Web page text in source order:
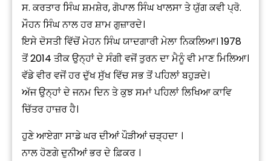
ਸ. ਕਰਤਾਰ ਸਿੰਘ ਸ਼ਮਸ਼ੇਰ, ਗੋਪਾਲ ਸਿੰਘ ਖਾਲਸਾ ਤੇ ਯੁੱਗ ਕਵੀ ਪ੍ਰੋ.
ਮੌਹਨ ਸਿੰਘ ਨਾਲ ਹਰ ਸ਼ਾਮ ਗੁਜ਼ਾਰਦੇ।
ਇਸੇ ਦੋਸਤੀ ਵਿੱਚੋਂ ਮੇਹਨ ਸਿੰਘ ਯਾਦਗਾਰੀ ਮੇਲਾ ਨਿਕਲਿਆ। 1978
ਤੋਂ 2014 ਤੀਕ ਉਨ੍ਹਾਂ ਦੇ ਸੰਗੀ ਵਜੋਂ ਤੁਰਨ ਦਾ ਮੈਨੂੰ ਵੀ ਮਾਣ ਮਿਲਿਆ।
ਵੱਡੇ ਵੀਰ ਵਜੋਂ ਹਰ ਦੁੱਖ ਸੁੱਖ ਵਿੱਚ ਸਭ ਤੋਂ ਪਹਿਲਾਂ ਬਹੁੜਦੇ।
ਅੱਜ ਉਨ੍ਹਾਂ ਦੇ ਜਨਮ ਦਿਨ ਤੇ ਕੁਝ ਸਮਾਂ ਪਹਿਲਾਂ ਲਿਖਿਆ ਕਾਵਿ
ਚਿੱਤਰ ਹਾਜ਼ਰ ਹੈ।
ਹੁਣੇ ਆਏਗਾ ਸਾਡੇ ਘਰ ਦੀਆਂ ਪੌੜੀਆਂ ਚੜ੍ਹਦਾ ।
ਨਾਲ ਹੋਣਗੇ ਦੁਨੀਆਂ ਭਰ ਦੇ ਫ਼ਿਕਰ ।